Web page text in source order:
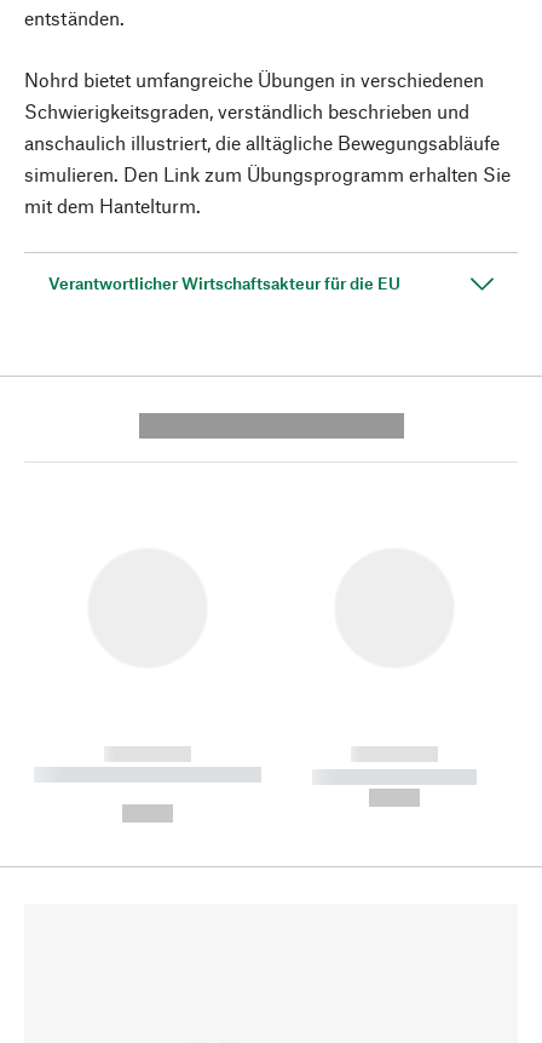
entständen.
Nohrd bietet umfangreiche Übungen in verschiedenen
Schwierigkeitsgraden, verständlich beschrieben und
anschaulich illustriert, die alltägliche Bewegungsabläufe
simulieren. Den Link zum Übungsprogramm erhalten Sie
mit dem Hantelturm.
Verantwortlicher Wirtschaftsakteur für die EU
------------
----------- ----------- --------
------------
----------- -----------